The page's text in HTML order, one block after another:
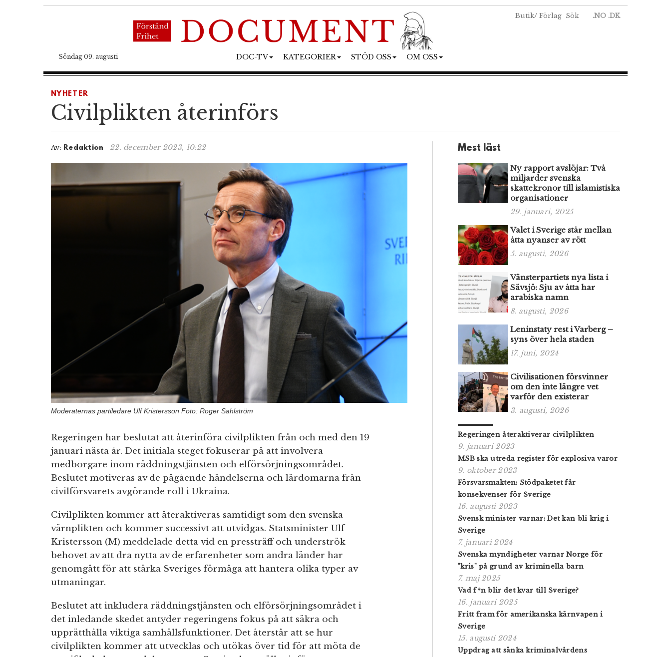
Butik/ Förlag Sök .NO .DK
Söndag 09. augusti DOC-TV KATEGORIER STÖD OSS OM OSS
NYHETER
Civilplikten återinförs
Av: Redaktion 22. december 2023, 10:22
Moderaternas partiledare Ulf Kristersson Foto: Roger Sahlström
Regeringen har beslutat att återinföra civilplikten från och med den 19
januari nästa år. Det initiala steget fokuserar på att involvera
medborgare inom räddningstjänsten och elförsörjningsområdet.
Beslutet motiveras av de pågående händelserna och lärdomarna från
civilförsvarets avgörande roll i Ukraina.
Civilplikten kommer att återaktiveras samtidigt som den svenska
värnplikten och kommer successivt att utvidgas. Statsminister Ulf
Kristersson (M) meddelade detta vid en pressträff och underströk
behovet av att dra nytta av de erfarenheter som andra länder har
genomgått för att stärka Sveriges förmåga att hantera olika typer av
utmaningar.
Beslutet att inkludera räddningstjänsten och elförsörjningsområdet i
det inledande skedet antyder regeringens fokus på att säkra och
upprätthålla viktiga samhällsfunktioner. Det återstår att se hur
civilplikten kommer att utvecklas och utökas över tid för att möta de
Mest läst
Ny rapport avslöjar: Två
miljarder svenska
skattekronor till islamistiska
organisationer
29. januari, 2025
Valet i Sverige står mellan
åtta nyanser av rött
5. augusti, 2026
Vänsterpartiets nya lista i
Sävsjö: Sju av åtta har
arabiska namn
8. augusti, 2026
Leninstaty rest i Varberg –
syns över hela staden
17. juni, 2024
Civilisationen försvinner
om den inte längre vet
varför den existerar
3. augusti, 2026
Regeringen återaktiverar civilplikten
9. januari 2023
MSB ska utreda register för explosiva varor
9. oktober 2023
Försvarsmakten: Stödpaketet får
konsekvenser för Sverige
16. augusti 2023
Svensk minister varnar: Det kan bli krig i
Sverige
7. januari 2024
Svenska myndigheter varnar Norge för
"kris" på grund av kriminella barn
7. maj 2025
Vad f*n blir det kvar till Sverige?
16. januari 2025
Fritt fram för amerikanska kärnvapen i
Sverige
15. augusti 2024
Uppdrag att sänka kriminalvårdens